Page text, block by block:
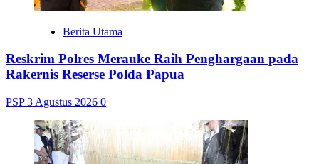
Berita Utama
Reskrim Polres Merauke Raih Penghargaan pada
Rakernis Reserse Polda Papua
PSP3 Agustus 2026 0